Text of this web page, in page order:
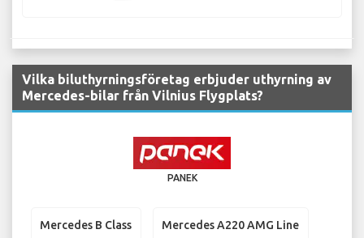
Vilka biluthyrningsföretag erbjuder uthyrning av
Mercedes-bilar från Vilnius Flygplats?
PANEK
Mercedes B Class Mercedes A220 AMG Line